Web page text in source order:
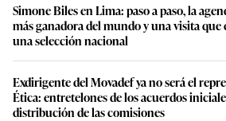
Simone Biles en Lima: paso a paso, la
más ganadora del mundo y una visita que
una selección nacional
Exdirigente del Movadef ya no será el
Ética: entretelones de los acuerdos
distribución de las comisiones